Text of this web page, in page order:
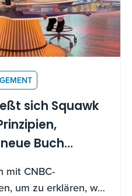
sich Squawk
Buch
Driven
mit CNBC-
um zu erklären, wie